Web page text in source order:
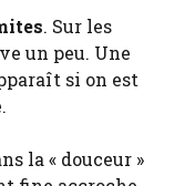
. Sur les
un peu. Une
si on est
la « douceur »